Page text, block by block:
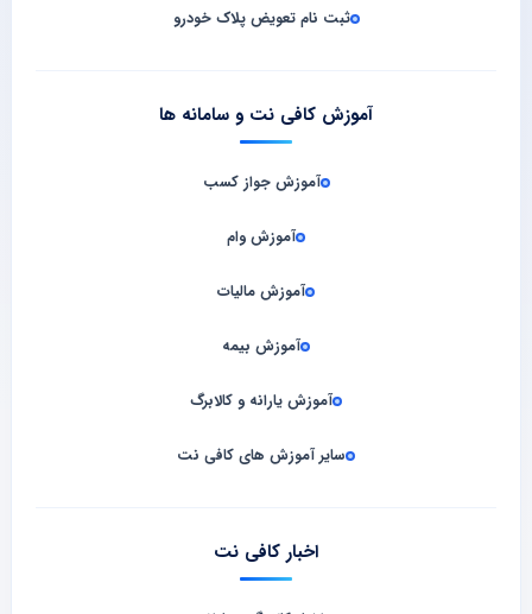
ثبت نام تعویض پلاک خودرو
آموزش کافی نت و سامانه‌ ها
آموزش جواز کسب
آموزش وام
آموزش مالیات
آموزش بیمه
آموزش یارانه و کالابرگ
سایر آموزش های کافی نت
اخبار کافی نت